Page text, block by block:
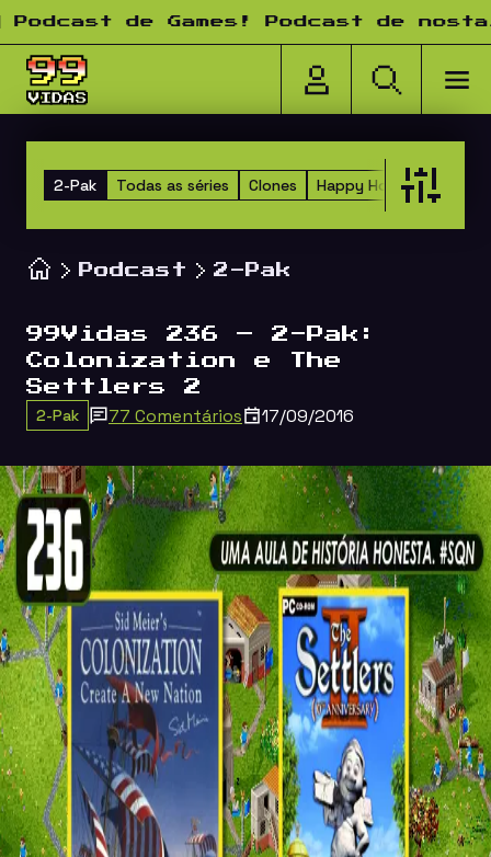
Pular para o conteúdo
de Games! Podcast de
Todas as séries Clones Happy Hour dos Amigos
2-Pak
Podcast 2-Pak
99Vidas 236 – 2-Pak:
Colonization e The
Settlers 2
2-Pak 77 Comentários 17/09/2016